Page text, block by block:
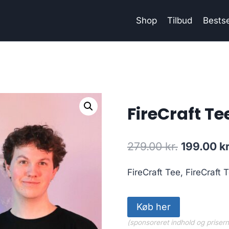
Shop Tilbud
FireCraft
279.00kr. Original
was:
199.00
FireCraft Tee, FireCraft
Køb her
(sponsoreret indhold og